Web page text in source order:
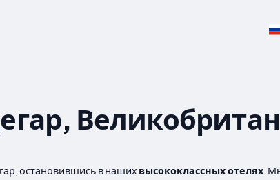
остановившись в наших высококлассных отелях .